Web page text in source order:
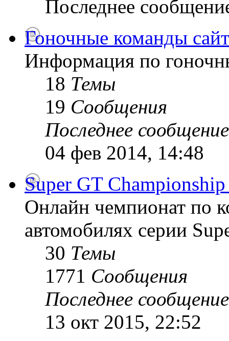
Последнее
Гоночные команды
Информация по
18 Темы
19 Сообщения
Последнее сообщение
04 фев 2014, 14:48
Super GT
Онлайн чемпионат по
автомобилях серии
30 Темы
1771 Сообщения
Последнее сообщение
13 окт 2015, 22:52